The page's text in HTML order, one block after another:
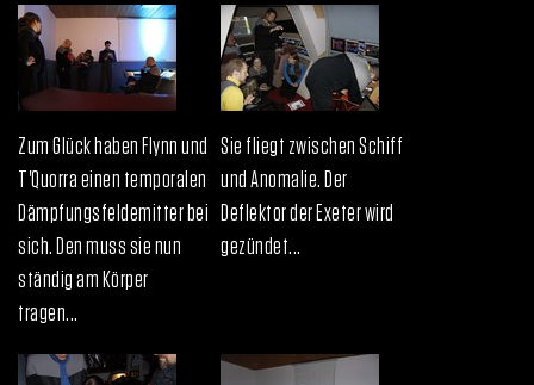
Zum Glück haben Flynn und
T'Quorra einen temporalen
Dämpfungsfeldemitter bei
sich. Den muss sie nun
ständig am Körper
tragen...
Sie fliegt zwischen Schiff
und Anomalie. Der
Deflektor der Exeter wird
gezündet...